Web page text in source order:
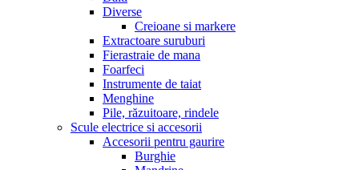
Diverse
Creioane si markere
Extractoare suruburi
Fierastraie de mana
Foarfeci
Instrumente de taiat
Menghine
Pile, răzuitoare, rindele
Scule electrice si accesorii
Accesorii pentru gaurire
Burghie